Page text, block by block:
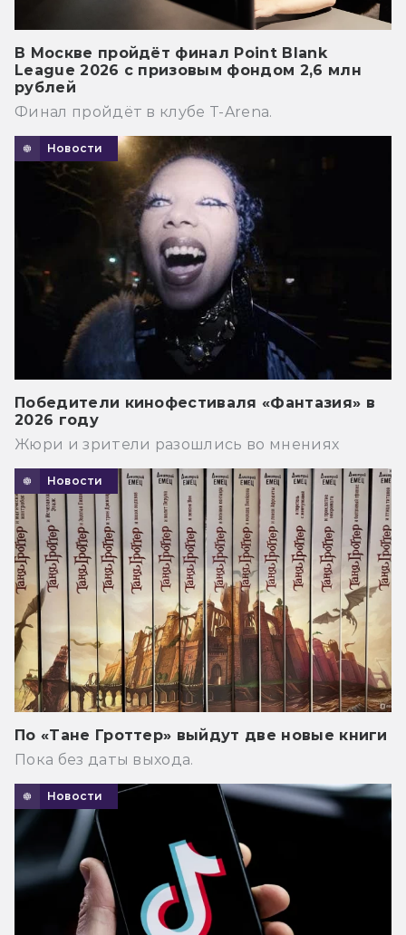
В Москве пройдёт финал Point Blank
League 2026 с призовым фондом 2,6 млн
рублей
Финал пройдёт в клубе T-Arena.
Новости
Победители кинофестиваля «Фантазия» в
2026 году
Жюри и зрители разошлись во мнениях
Новости
По «Тане Гроттер» выйдут две новые книги
Пока без даты выхода.
Новости